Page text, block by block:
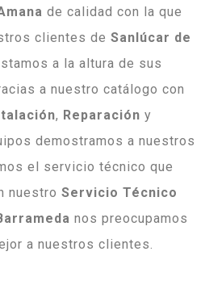
de calidad con la que
clientes de Sanlúcar de
a la altura de sus
a nuestro catálogo con
, Reparación y
demostramos a nuestros
el servicio técnico que
nuestro Servicio Técnico
nos preocupamos
a nuestros clientes.